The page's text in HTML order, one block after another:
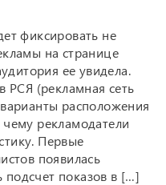
фиксировать не
на странице
ее увидела.
РСЯ (рекламная сеть
расположения
рекламодатели
Первые
появилась
подсчет показов в […]